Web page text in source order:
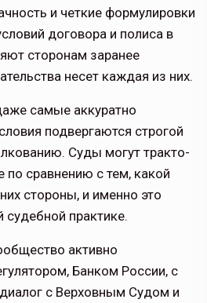
и четкие формулировки
договора и полиса в
сторонам заранее
несет каждая из них.
самые ак­куратно
подвергаются строгой
Суды могут тракто­
по сравнению с тем, какой
стороны, и именно это
судебной практике.
активно
Банком России, с
с Верховным Судом и